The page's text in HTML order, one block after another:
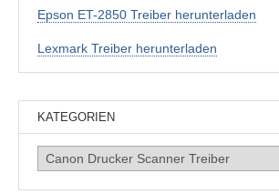
Epson ET-2850 Treiber herunterladen
Lexmark Treiber herunterladen
KATEGORIEN
Kategorien